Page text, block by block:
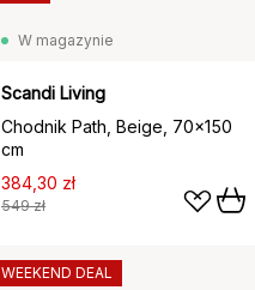
W magazynie
Scandi Living
Chodnik Path, Beige, 70x150
cm
384,30 zł
549 zł
WEEKEND DEAL